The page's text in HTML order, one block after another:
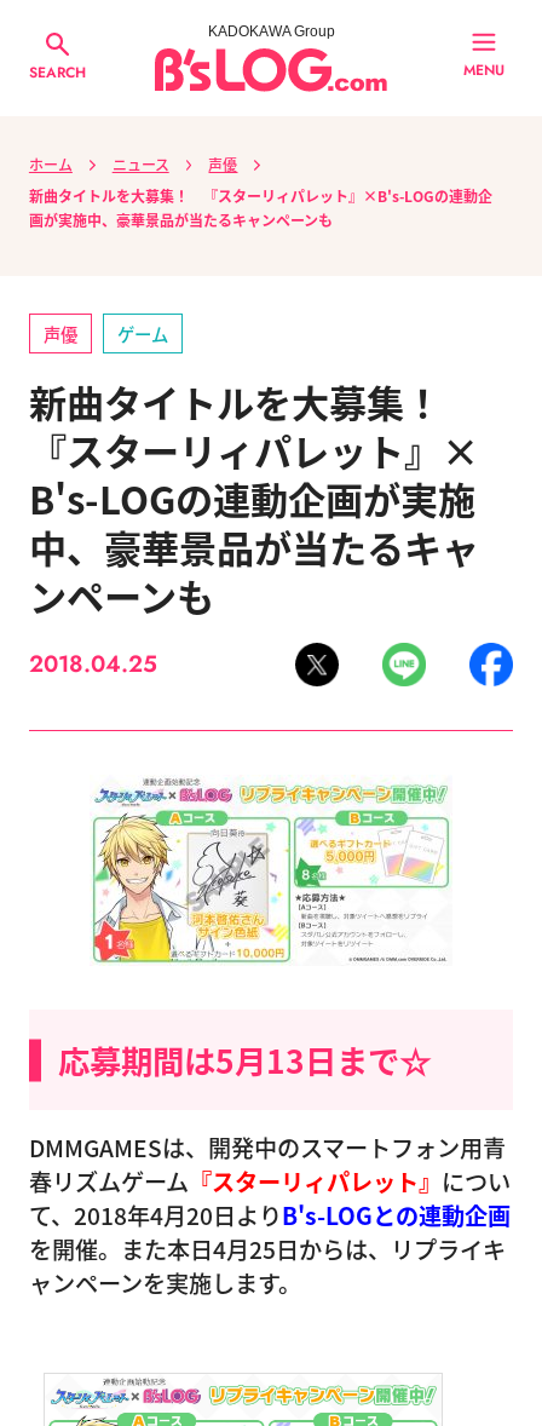
SEARCH
KADOKAWA Group
MENU
ホーム ニュース
声優
新曲タイトルを大募集！ 『スターリィパレット』×B's-LOGの連動企
画が実施中、豪華景品が当たるキャンペーンも
声優 ゲーム
新曲タイトルを大募集！
『スターリィパレット』×
B's-LOGの連動企画が実施
中、豪華景品が当たるキャ
ンペーンも
2018.04.25
応募期間は5月13日まで☆
DMMGAMESは、開発中のスマートフォン用青
春リズムゲーム 『スターリィパレット』 につい
て、2018年4月20日よりB's-LOGとの連動企画
を開催。また本日4月25日からは、リプライキ
ャンペーンを実施します。